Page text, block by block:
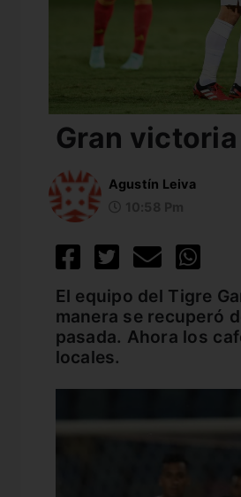
Gran
Agustín Leiva
El equipo del Tigre
manera se recuperó
pasada. Ahora los
locales.